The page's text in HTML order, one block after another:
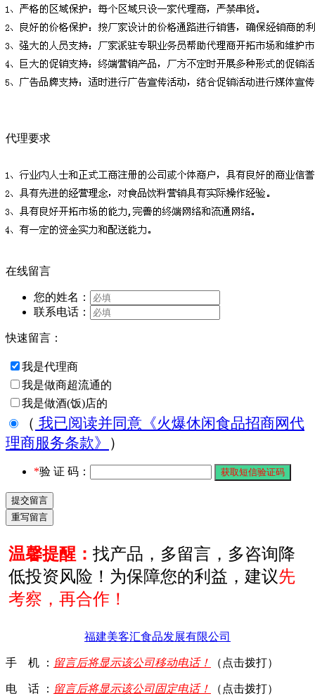
代理要求
在线留言
您的姓名：
联系电话：
快速留言：
我是代理商
我是做商超流通的
我是做酒(饭)店的
（ 我已阅读并同意《火爆休闲食品招商网代
理商服务条款》
）
*验 证 码：
温馨提醒：找产品，多留言，多咨询降
低投资风险！为保障您的利益，建议先
考察，再合作！
福建美客汇食品发展有限公司
手 机 ： 留言后将显示该公司移动电话！ （点击拨打）
电 话 ： 留言后将显示该公司固定电话！ （点击拨打）